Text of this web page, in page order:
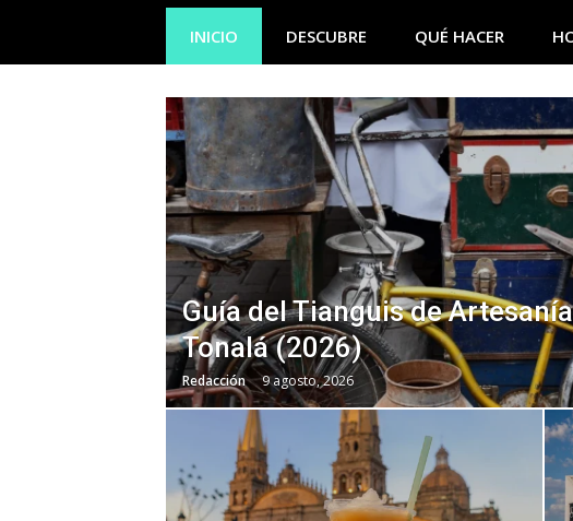
INICIO DESCUBRE QUÉ HACER
Guía del Tianguis de
Tonalá (2026)
Redacción 9 agosto, 2026